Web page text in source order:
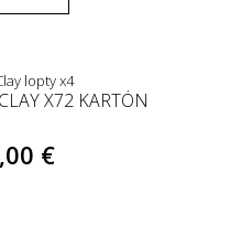
X72 KARTÓN
€